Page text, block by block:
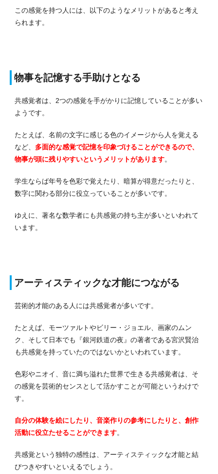
この感覚を持つ人には、以下のようなメリットがあると考え
られます。
物事を記憶する手助けとなる
共感覚者は、2つの感覚を手がかりに記憶していることが多い
ようです。
たとえば、名前の文字に感じる色のイメージから人を覚える
など、 多面的な感覚で記憶を印象づけることができるので、
物事が頭に残りやすいというメリットがあります。
学生ならば年号を色彩で覚えたり、暗算が得意だったりと、
数字に関わる部分に役立っていることが多いです。
ゆえに、著名な数学者にも共感覚の持ち主が多いといわれて
います。
アーティスティックな才能につながる
芸術的才能のある人には共感覚者が多いです。
たとえば、モーツァルトやビリー・ジョエル、画家のムン
ク、そして日本でも『銀河鉄道の夜』の著者である宮沢賢治
も共感覚を持っていたのではないかといわれています。
色彩やニオイ、音に満ち溢れた世界で生きる共感覚者は、そ
の感覚を芸術的センスとして活かすことが可能というわけで
す。
自分の体験を絵にしたり、音楽作りの参考にしたりと、創作
活動に役立たせることができます。
共感覚という独特の感性は、アーティスティックな才能と結
びつきやすいといえるでしょう。